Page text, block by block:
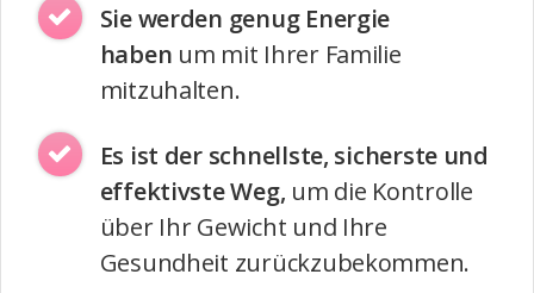
Sie werden genug Energie
haben um mit Ihrer Familie
mitzuhalten.
Es ist der schnellste, sicherste und
effektivste Weg, um die Kontrolle
über Ihr Gewicht und Ihre
Gesundheit zurückzubekommen.